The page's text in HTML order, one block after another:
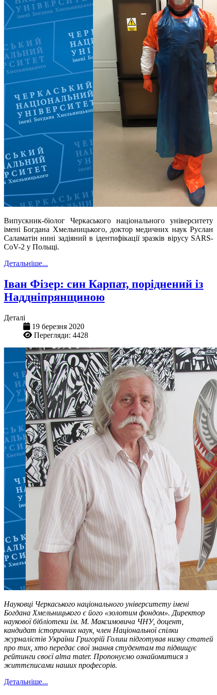
Випускник-біолог Черкаського національного університету
імені Богдана Хмельницького, доктор медичних наук Руслан
Саламатін нині задіяний в ідентифікації зразків вірусу SARS-
CoV-2 у Польщі.
Детальніше...
Іван Фізер: син Карпат, поріднений із
Наддніпрянщиною
Деталі
19 березня 2020
Перегляди: 4428
Науковці Черкаського національного університету імені
Богдана Хмельницького є його «золотим фондом». Директор
наукової бібліотеки ім. М. Максимовича ЧНУ, доцент,
кандидат історичних наук, член Національної спілки
журналістів України Григорій Голиш підготував низку статей
про тих, хто передає свої знання студентам та підвищує
рейтинги своєї alma mater. Пропонуємо ознайомитися з
життєписами наших професорів.
Детальніше...